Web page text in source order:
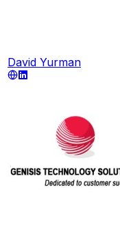
David Yurman